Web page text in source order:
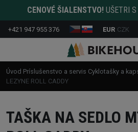
CENOVÉ ŠIALENSTVO! UŠETRI
+421 947 955 376 EUR CZK
Úvod Príslušenstvo a servis Cyklotašky a
LEZYNE ROLL CADDY
TAŠKA NA SEDLO